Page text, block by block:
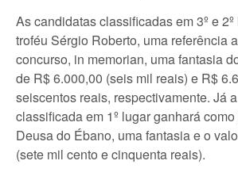
As candidatas classificadas em 3º e
troféu Sérgio Roberto, uma referência
concurso, in memorian, uma fantasia
de R$ 6.000,00 (seis mil reais) e R$
seiscentos reais, respectivamente. Já
classificada em 1º lugar ganhará
Deusa do Ébano, uma fantasia e o
(sete mil cento e cinquenta reais).